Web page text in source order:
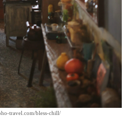
travel.com/bless-chill/